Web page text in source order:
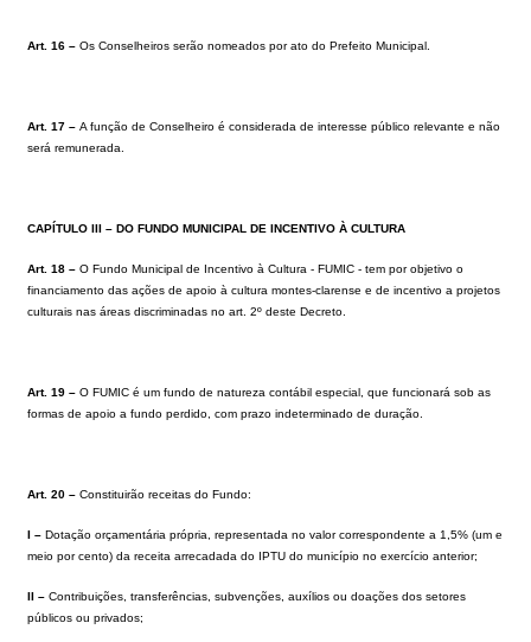
Art. 16 – Os Conselheiros serão nomeados por ato do Prefeito Municipal.
Art. 17 – A função de Conselheiro é considerada de interesse público relevante e não
será remunerada.
CAPÍTULO III – DO FUNDO MUNICIPAL DE INCENTIVO À CULTURA
Art. 18 – O Fundo Municipal de Incentivo à Cultura - FUMIC - tem por objetivo o
financiamento das ações de apoio à cultura montes-clarense e de incentivo a projetos
culturais nas áreas discriminadas no art. 2º deste Decreto.
Art. 19 – O FUMIC é um fundo de natureza contábil especial, que funcionará sob as
formas de apoio a fundo perdido, com prazo indeterminado de duração.
Art. 20 – Constituirão receitas do Fundo:
I – Dotação orçamentária própria, representada no valor correspondente a 1,5% (um e
meio por cento) da receita arrecadada do IPTU do município no exercício anterior;
II – Contribuições, transferências, subvenções, auxílios ou doações dos setores
públicos ou privados;